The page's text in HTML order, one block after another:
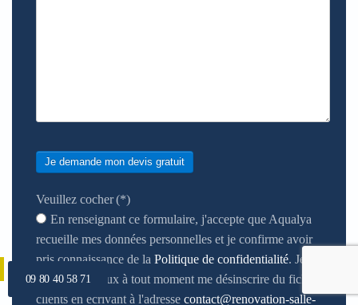
Je demande mon devis gratuit
Veuillez cocher(*)
En renseignant ce formulaire, j'accepte que Aqualya
recueille mes données personnelles et je confirme avoir
pris connaissance de la Politique de confidentialité. Je
note que je peux à tout moment me désinscrire du fichier
clients en écrivant à l'adresse contact@renovation-salle-
09 80 40 58 71